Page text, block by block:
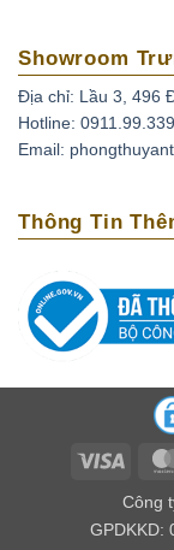
Showroom
Địa chỉ: Lầu 3, 496
Hotline:
Email:
Thông Tin
Visa
Công
GPDKKD: